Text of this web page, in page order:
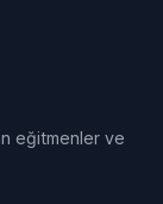
eğitmenler ve